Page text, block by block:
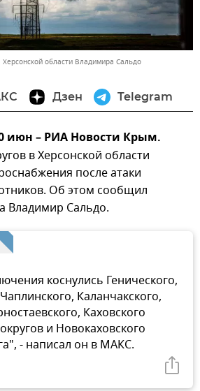
области Владимира Сальдо
Дзен Telegram
– РИА Новости Крым.
в Херсонской области
после атаки
Об этом сообщил
Владимир Сальдо.
коснулись Генического,
Каланчакского,
Каховского
и Новокаховского
- написал он в МАКС.